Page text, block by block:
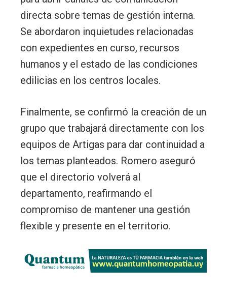
directa sobre temas de gestión interna.
Se abordaron inquietudes relacionadas
con expedientes en curso, recursos
humanos y el estado de las condiciones
edilicias en los centros locales.
Finalmente, se confirmó la creación de un
grupo que trabajará directamente con los
equipos de Artigas para dar continuidad a
los temas planteados. Romero aseguró
que el directorio volverá al
departamento, reafirmando el
compromiso de mantener una gestión
flexible y presente en el territorio.